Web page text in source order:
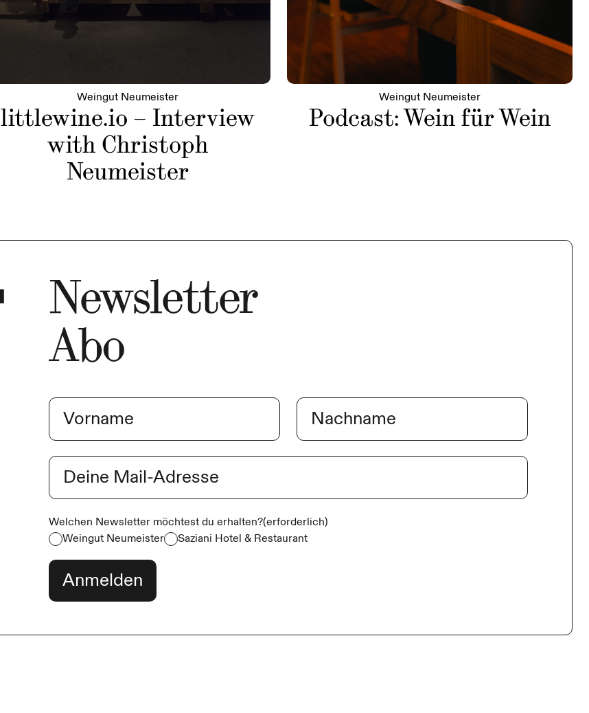
Weingut Neumeister
littlewine.io – Interview
with Christoph
Neumeister
Weingut Neumeister
Podcast: Wein für Wein
Newsletter
Abo
Name
E-Mail
Welchen Newsletter möchtest du erhalten?(erforderlich)
Weingut Neumeister
Saziani Hotel & Restaurant